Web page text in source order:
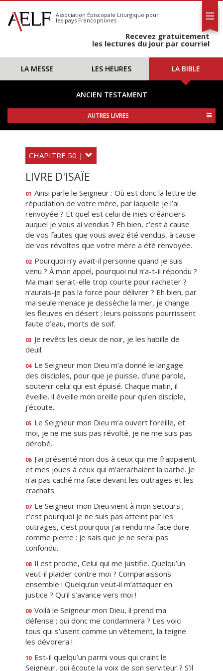
S'abonner
Calendrier
Association Épiscopale Liturgique pour
les pays Francophones
Recevez gratuitement
les lectures du jour par courriel
LA MESSE LES HEURES LA BIBLE
ANCIEN TESTAMENT
AUTRES LIVRES
CHAPITRE 50 |
LIVRE D'ISAÏE
01 Ainsi parle le Seigneur : Où est donc la lettre de
répudiation de votre mère, par laquelle je l’ai
renvoyée ? Et quel est celui de mes créanciers
auquel je vous ai vendus ? Eh bien, c’est à cause
de vos fautes que vous avez été vendus, à cause
de vos révoltes que votre mère a été renvoyée.
02 Pourquoi n’y avait-il personne quand je suis
venu ? À mon appel, pourquoi nul n’a-t-il répondu ?
Ma main serait-elle trop courte pour racheter ?
n’aurais-je pas la force pour délivrer ? Eh bien, par
ma seule menace je dessèche la mer, je change
les fleuves en désert ; leurs poissons pourrissent
faute d’eau, morts de soif.
03 Je revêts les cieux de noir, je les habille de
deuil.
04 Le Seigneur mon Dieu m’a donné le langage
des disciples, pour que je puisse, d’une parole,
soutenir celui qui est épuisé. Chaque matin, il
éveille, il éveille mon oreille pour qu’en disciple,
j’écoute.
05 Le Seigneur mon Dieu m’a ouvert l’oreille, et
moi, je ne me suis pas révolté, je ne me suis pas
dérobé.
06 J’ai présenté mon dos à ceux qui me frappaient,
et mes joues à ceux qui m’arrachaient la barbe. Je
n’ai pas caché ma face devant les outrages et les
crachats.
07 Le Seigneur mon Dieu vient à mon secours ;
c’est pourquoi je ne suis pas atteint par les
outrages, c’est pourquoi j’ai rendu ma face dure
comme pierre : je sais que je ne serai pas
confondu.
08 Il est proche, Celui qui me justifie. Quelqu’un
veut-il plaider contre moi ? Comparaissons
ensemble ! Quelqu’un veut-il m’attaquer en
justice ? Qu’il s’avance vers moi !
09 Voilà le Seigneur mon Dieu, il prend ma
défense ; qui donc me condamnera ? Les voici
tous qui s’usent comme un vêtement, la teigne
les dévorera !
10 Est-il quelqu’un parmi vous qui craint le
Seigneur, qui écoute la voix de son serviteur ? S’il